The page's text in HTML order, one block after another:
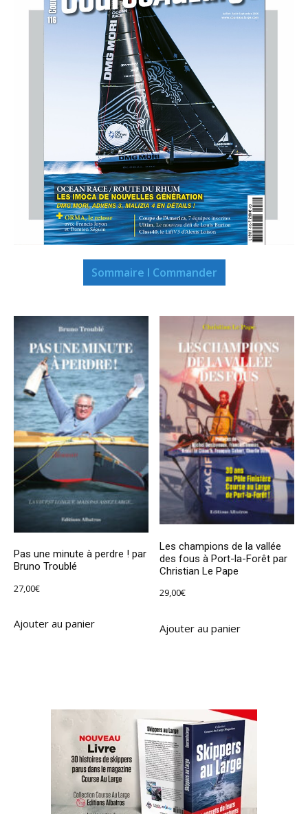
Sommaire I Commander
Pas une minute à perdre ! par
Bruno Troublé
27,00€
Ajouter au panier
Les champions de la vallée
des fous à Port-la-Forêt par
Christian Le Pape
29,00€
Ajouter au panier